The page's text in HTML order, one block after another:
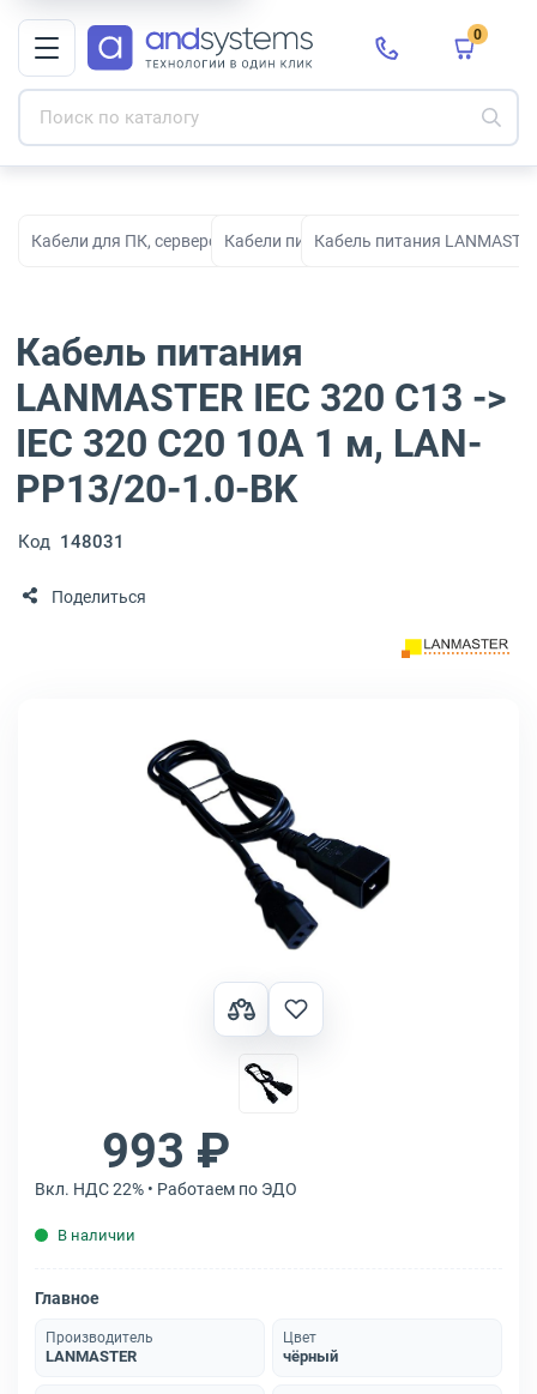
0
Кабели для ПК, серверов, сети, СКС и электропитания
Кабели питанияКабель питания
Кабель питания
LANMASTER IEC 320 C13 ->
IEC 320 C20 10A 1 м, LAN-
PP13/20-1.0-BK
Код 148031
Поделиться
993 ₽
Вкл. НДС 22% • Работаем по ЭДО
В наличии
Главное
Производитель
LANMASTER
Цвет
чёрный